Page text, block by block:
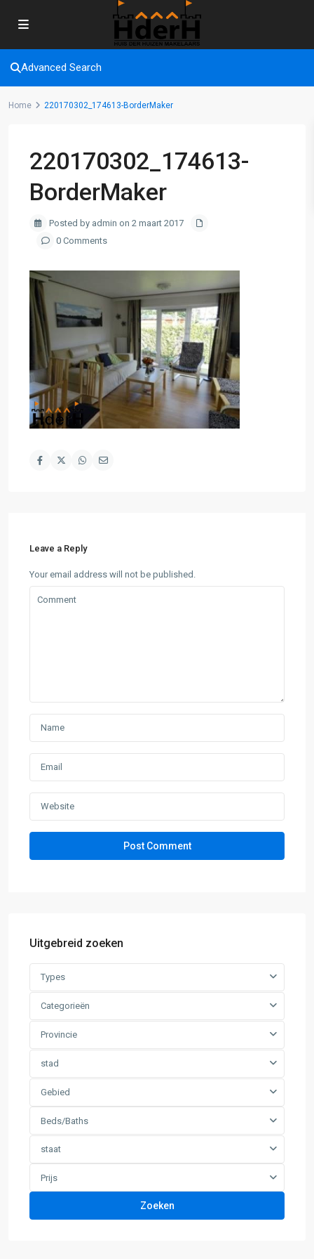
Advanced Search
Home 220170302_174613-BorderMaker
220170302_174613-
BorderMaker
Posted by admin on 2 maart 2017
0 Comments
Leave a Reply
Your email address will not be published.
Uitgebreid zoeken
Types
Categorieën
Provincie
stad
Gebied
Beds/Baths
staat
Prijs
Zoeken